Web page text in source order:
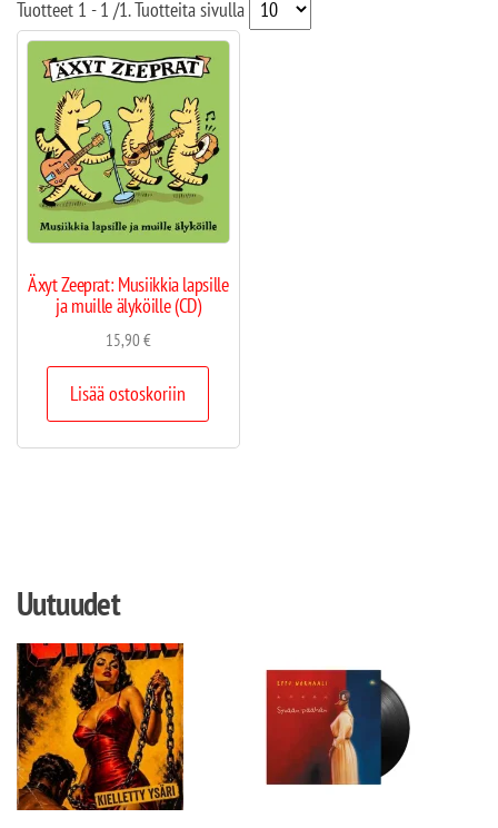
Tuotteet 1 - 1 /1. Tuotteita sivulla
Äxyt Zeeprat: Musiikkia lapsille
ja muille älyköille (CD)
15,90€
Lisää ostoskoriin
Uutuudet